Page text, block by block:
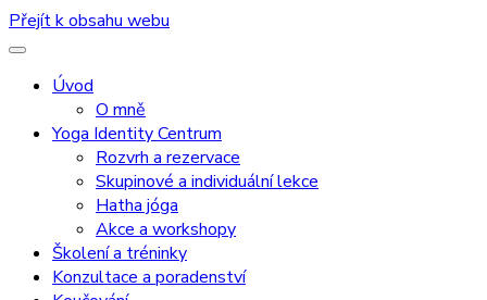
Přejít k obsahu webu
Úvod
O mně
Yoga Identity Centrum
Rozvrh a rezervace
Skupinové a individuální lekce
Hatha jóga
Akce a workshopy
Školení a tréninky
Konzultace a poradenství